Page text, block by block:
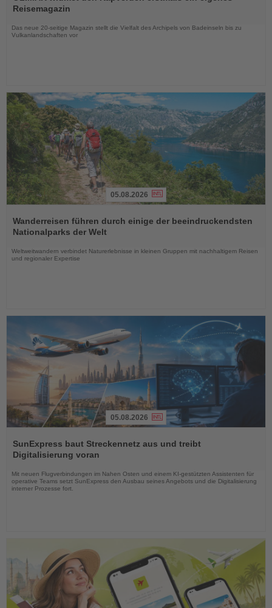
die
Nachrichten
Reisemagazin
Das neue 20-seitige Magazin stellt die Vielfalt des Archipels von Badeinseln bis zu
Vulkanlandschaften vor
Sie
die
Nachrichten
05.08.2026
Wanderreisen führen durch einige der beeindruckendsten
Nationalparks der Welt
Weltweitwandern verbindet Naturerlebnisse in kleinen Gruppen mit nachhaltigem Reisen
und regionaler Expertise
Sie
die
Nachrichten
05.08.2026
SunExpress baut Streckennetz aus und treibt
Digitalisierung voran
Mit neuen Flugverbindungen im Nahen Osten und einem KI-gestützten Assistenten für
operative Teams setzt SunExpress den Ausbau seines Angebots und die Digitalisierung
interner Prozesse fort.